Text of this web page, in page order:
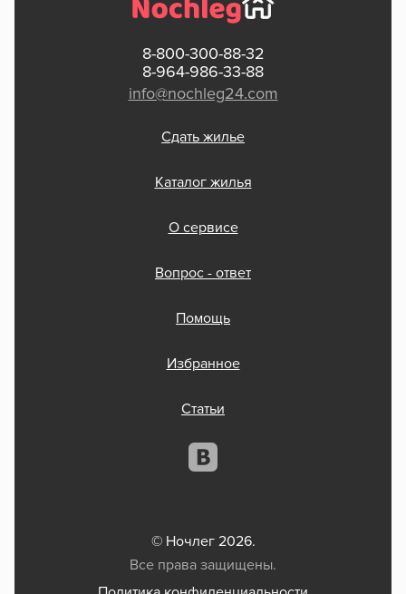
8-800-300-88-32
8-964-986-33-88
info@nochleg24.com
Сдать жилье
Каталог жилья
О сервисе
Вопрос - ответ
Помощь
Избранное
Статьи
© Ночлег 2026.
Все права защищены.